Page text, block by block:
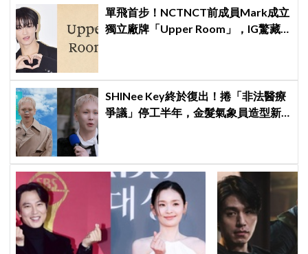
單飛首步！NCTNCT前成員Mark成立
獨立廠牌「Upper Room」，IG驚藏
SHINee Key終於復出！捲「非法醫療
爭議」停工半年，金髮氣象員造型新